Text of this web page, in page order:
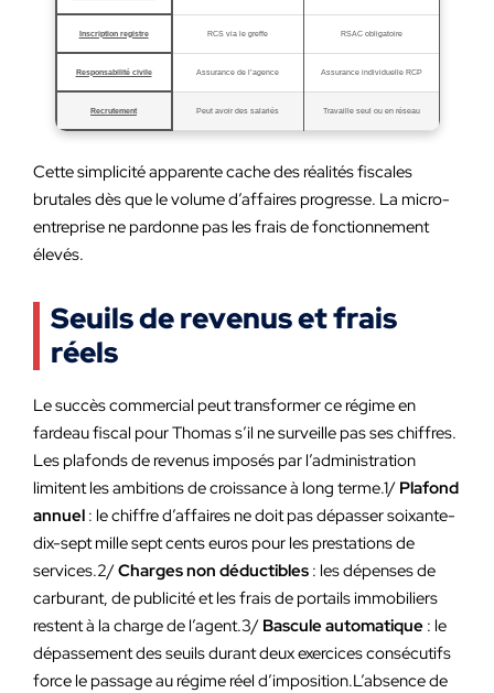
Inscription registre RCS via le greffe RSAC obligatoire
Responsabilité civile Assurance de l’agence Assurance individuelle RCP
Recrutement Peut avoir des salariés Travaille seul ou en réseau
Cette simplicité apparente cache des réalités fiscales
brutales dès que le volume d’affaires progresse. La micro-
entreprise ne pardonne pas les frais de fonctionnement
élevés.
Seuils de revenus et frais
réels
Le succès commercial peut transformer ce régime en
fardeau fiscal pour Thomas s’il ne surveille pas ses chiffres.
Les plafonds de revenus imposés par l’administration
limitent les ambitions de croissance à long terme.1/ Plafond
annuel : le chiffre d’affaires ne doit pas dépasser soixante-
dix-sept mille sept cents euros pour les prestations de
services.2/Charges non déductibles : les dépenses de
carburant, de publicité et les frais de portails immobiliers
restent à la charge de l’agent.3/ Bascule automatique : le
dépassement des seuils durant deux exercices consécutifs
force le passage au régime réel d’imposition.L’absence de